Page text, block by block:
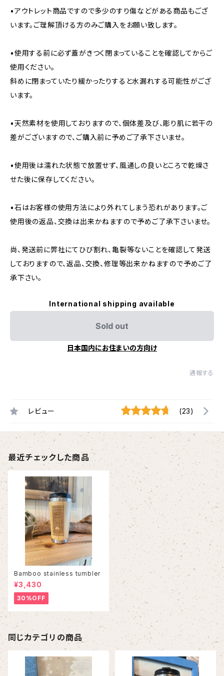
•アウトレット商品ですので多少のすり傷などがある商品もござ
います。ご理解頂ける方のみご購入をお願い致します。
•使用する前に必ず蓋がきつく閉まっていることを確認してからご
使用ください。
斜めに閉まっていたり緩かったりすると水漏れする可能性がござ
います。
•天然素材を使用しておりますので、個体差及び、彫り肌に若干の
差がございますので、ご購入前に予めご了承下さいませ。
•使用後は濡れた状態で放置せず、風通しの良いところで乾燥さ
せた後に保存してください。
•石はお客様の使用方法により外れてしまう恐れがあります。ご
使用後の返品、交換は出来かねますので予めご了承下さいませ。
尚、発送前に弊社にてひび割れ、亀裂等ないことを確認して発送
しておりますので、返品、交換、修理等出来かねますので予めご了
承下さい。
International shipping available
Sold out
日本国内にお住まいの方向け
通報する
レビュー (23)
最近チェックした商品
Bamboo stainless tumbler
¥3,430
30%OFF
同じカテゴリの商品